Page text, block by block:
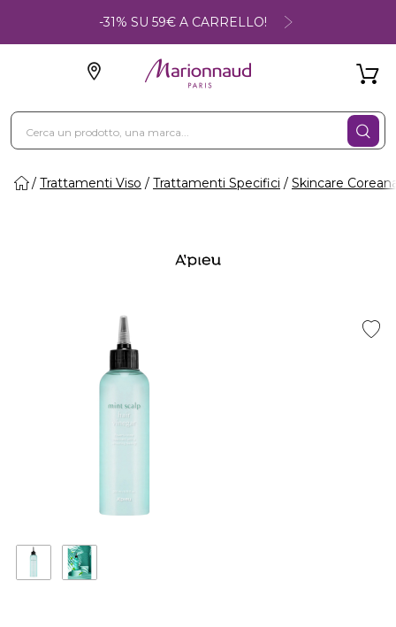
-31% SU 59€ A CARRELLO!
Trattamenti Viso Trattamenti Specifici Skincare